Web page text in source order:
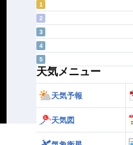
1
2
3
4
5
天気メニュー
天気予報
天気図